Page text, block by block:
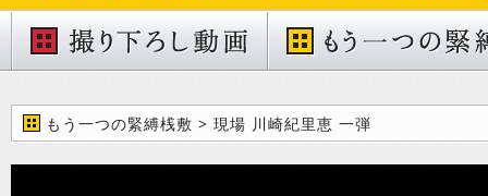
もう一つの緊縛桟敷 > 現場 川崎紀里恵 一弾